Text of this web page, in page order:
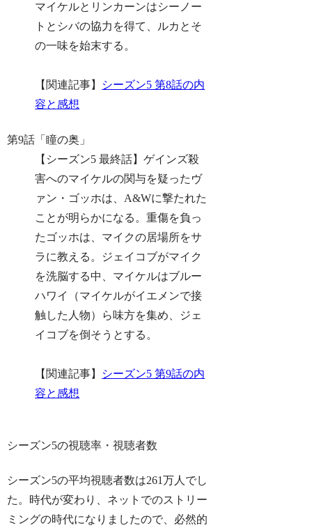
マイケルとリンカーンはシーノー
トとシバの協力を得て、ルカとそ
の一味を始末する。
【関連記事】
シーズン5 第8話の内
容と感想
第9話「瞳の奥」
【シーズン5 最終話】ゲインズ殺
害へのマイケルの関与を疑ったヴ
ァン・ゴッホは、A&Wに撃たれた
ことが明らかになる。重傷を負っ
たゴッホは、マイクの居場所をサ
ラに教える。ジェイコブがマイク
を洗脳する中、マイケルはブルー
ハワイ（マイケルがイエメンで接
触した人物）ら味方を集め、ジェ
イコブを倒そうとする。
【関連記事】
シーズン5 第9話の内
容と感想
シーズン5の視聴率・視聴者数
シーズン5の平均視聴者数は261万人でし
た。時代が変わり、ネットでのストリー
ミングの時代になりましたので、必然的